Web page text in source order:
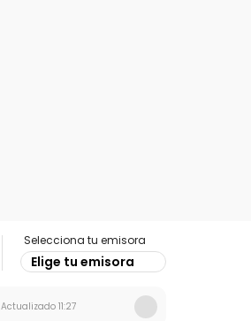
Selecciona tu emisora
Elige tu emisora
Actualizado 11:27